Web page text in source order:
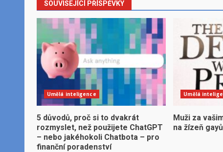
SOUVISEJÍCÍ PŘÍSPĚVKY
Umělá inteligence
5 důvodů, proč si to dvakrát
rozmyslet, než použijete ChatGPT
– nebo jakéhokoli Chatbota – pro
finanční poradenství
Umělá
Muži za
na žízeň gayů